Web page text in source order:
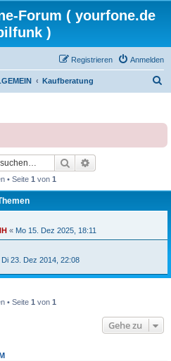
Forum ( yourfone.de
)
Anmelden
Registrieren
Kaufberatung
e
Suche
• Seite 1 von 1
« Mo 15. Dez 2025, 18:11
Di 23. Dez 2014, 22:08
• Seite 1 von 1
Gehe zu